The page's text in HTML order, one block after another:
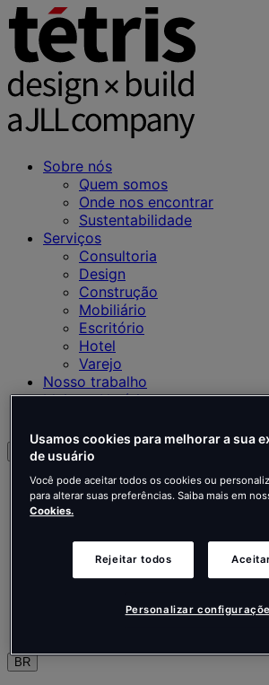
Sobre nós
Quem somos
Onde nos encontrar
Sustentabilidade
Serviços
Consultoria
Design
Construção
Mobiliário
Escritório
Hotel
Varejo
Nosso trabalho
Ideias e Notícias
Português
English
Français
Deutsch
Nederlands
Español
Italiano
BR
Usamos cookies para melhorar a sua
de usuário
Você pode aceitar todos os cookies ou
para alterar suas preferências. Saiba mais em
Cookies.
Rejeitar todos
Personalizar